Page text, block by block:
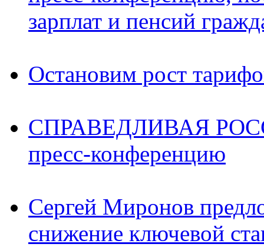
зарплат и пенсий
Остановим рост
СПРАВЕДЛИВАЯ
пресс-конференцию
Сергей Миронов
снижение ключевой